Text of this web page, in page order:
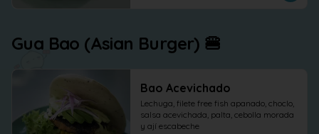
Gua Bao (Asian Burger) 🍔
Bao Acevichado
Lechuga, filete free fish apanado, choclo,
salsa acevichada, palta, cebolla morada
y ají escabeche